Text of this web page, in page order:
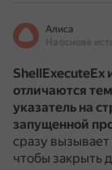
Алиса
ShellExecuteEx
отличаются
указатель на
запущенной
сразу вызывает
чтобы закрыть